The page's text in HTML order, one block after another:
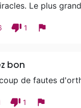
Le plus
thumb_down 1 flag
bon
de fautes
thumb_down 1 flag